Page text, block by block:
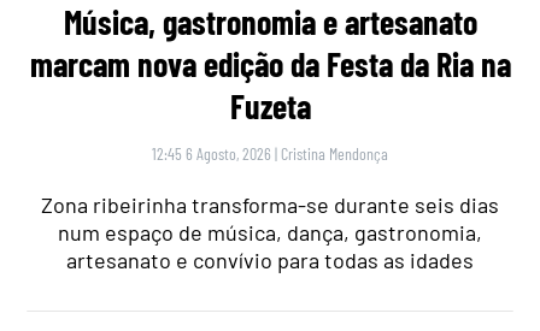
Música, gastronomia e artesanato
marcam nova edição da Festa da Ria na
Fuzeta
12:45 6 Agosto, 2026 | Cristina Mendonça
Zona ribeirinha transforma-se durante seis dias
num espaço de música, dança, gastronomia,
artesanato e convívio para todas as idades